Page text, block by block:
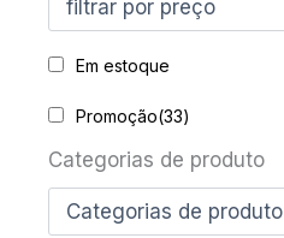
Em estoque
Promoção(33)
Categorias de produto